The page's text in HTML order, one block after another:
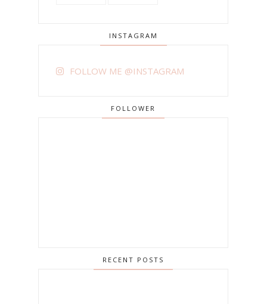
INSTAGRAM
FOLLOW ME @INSTAGRAM
FOLLOWER
RECENT POSTS